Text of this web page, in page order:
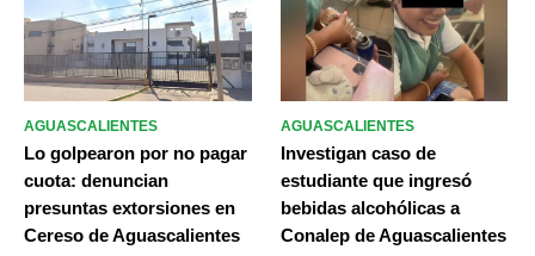
AGUASCALIENTES
Lo golpearon por no pagar
cuota: denuncian
presuntas extorsiones en
Cereso de Aguascalientes
AGUASCALIENTES
Investigan caso de
estudiante que ingresó
bebidas alcohólicas a
Conalep de Aguascalientes